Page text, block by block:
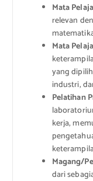
Mata
relevan
Mata
yang
industri,
Pelatihan
kerja,
Magang/
dari